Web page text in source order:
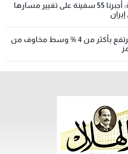
القيادة المركزية الأمريكية: أجبرنا 55 سفينة على تغيير مسارها
العقود الآجلة لخام برنت ترتفع بأكثر من 4 % وسط مخاوف من